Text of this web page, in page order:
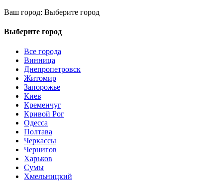
Ваш город: Выберите город
Выберите город
Все города
Винница
Днепропетровск
Житомир
Запорожье
Киев
Кременчуг
Кривой Рог
Одесса
Полтава
Черкассы
Чернигов
Харьков
Сумы
Хмельницкий